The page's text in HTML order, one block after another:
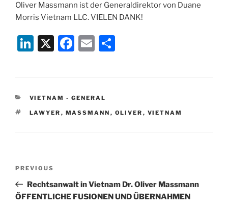
Oliver Massmann ist der Generaldirektor von Duane
Morris Vietnam LLC. VIELEN DANK!
Li
e
dI
X
F
e
b
E
l
CATEGORIES
VIETNAM - GENERAL
TAGS
LAWYER , MASSMANN , OLIVER , VIETNAM
Previous
Post
PREVIOUS
Rechtsanwalt in Vietnam Dr. Oliver Massmann
ÖFFENTLICHE FUSIONEN UND ÜBERNAHMEN